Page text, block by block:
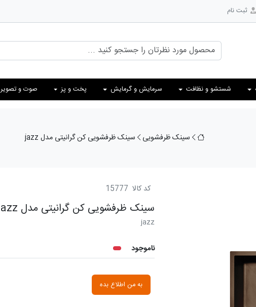
ثبت نام
شستشو و نظافت سرمایش و گرمایش پخت و پز صوت و تصویر
سینک ظرفشویی سینک ظرفشویی کن گرانیتی مدل jazz
کد کالا 15777
سینک ظرفشویی کن گرانیتی مدل jazz
jazz
ناموجود
به من اطلاع بده